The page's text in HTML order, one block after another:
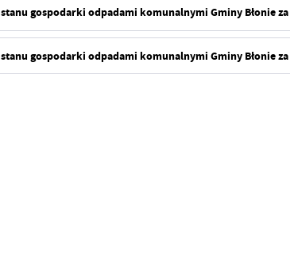
gospodarki odpadami komunalnymi Gminy Błonie
gospodarki odpadami komunalnymi Gminy Błonie